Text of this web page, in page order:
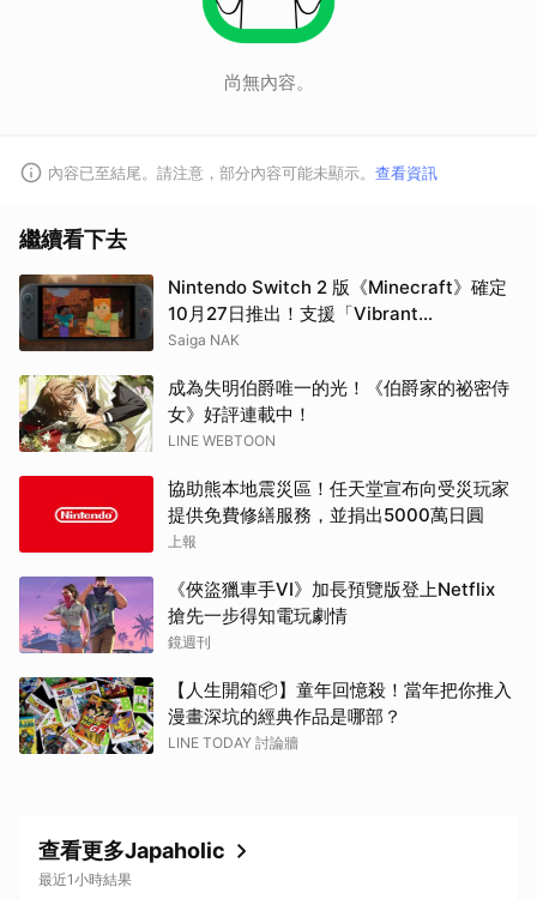
尚無內容。
內容已至結尾。請注意，部分內容可能未顯示。 查看資訊
繼續看下去
Nintendo Switch 2 版《Minecraft》確定
10月27日推出！支援「Vibrant
Visuals」，光影表現全面升級
Saiga NAK
成為失明伯爵唯一的光！《伯爵家的祕密侍
女》好評連載中！
LINE WEBTOON
協助熊本地震災區！任天堂宣布向受災玩家
提供免費修繕服務，並捐出5000萬日圓
上報
《俠盜獵車手VI》加長預覽版登上Netflix
搶先一步得知電玩劇情
鏡週刊
【人生開箱📦】童年回憶殺！當年把你推入
漫畫深坑的經典作品是哪部？
LINE TODAY 討論牆
查看更多Japaholic
最近1小時結果